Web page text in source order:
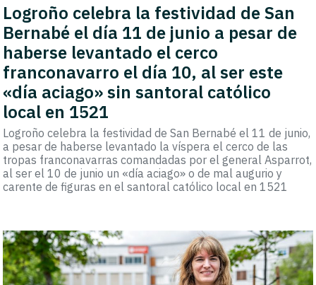
Logroño celebra la festividad de San
Bernabé el día 11 de junio a pesar de
haberse levantado el cerco
franconavarro el día 10, al ser este
«día aciago» sin santoral católico
local en 1521
Logroño celebra la festividad de San Bernabé el 11 de junio,
a pesar de haberse levantado la víspera el cerco de las
tropas franconavarras comandadas por el general Asparrot,
al ser el 10 de junio un «día aciago» o de mal augurio y
carente de figuras en el santoral católico local en 1521